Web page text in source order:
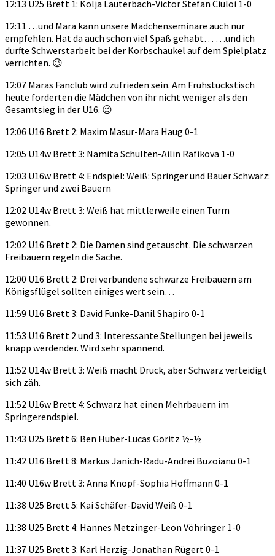
12:13 U25 Brett 1: Kolja Lauterbach-Victor Stefan Ciuloi 1-0
12:11 …und Mara kann unsere Mädchenseminare auch nur
empfehlen. Hat da auch schon viel Spaß gehabt… …und ich
durfte Schwerstarbeit bei der Korbschaukel auf dem Spielplatz
verrichten. 😉
12:07 Maras Fanclub wird zufrieden sein. Am Frühstückstisch
heute forderten die Mädchen von ihr nicht weniger als den
Gesamtsieg in der U16. 😉
12:06 U16 Brett 2: Maxim Masur-Mara Haug 0-1
12:05 U14w Brett 3: Namita Schulten-Ailin Rafikova 1-0
12:03 U16w Brett 4: Endspiel: Weiß: Springer und Bauer Schwarz:
Springer und zwei Bauern
12:02 U14w Brett 3: Weiß hat mittlerweile einen Turm
gewonnen.
12:02 U16 Brett 2: Die Damen sind getauscht. Die schwarzen
Freibauern regeln die Sache.
12:00 U16 Brett 2: Drei verbundene schwarze Freibauern am
Königsflügel sollten einiges wert sein…
11:59 U16 Brett 3: David Funke-Danil Shapiro 0-1
11:53 U16 Brett 2 und 3: Interessante Stellungen bei jeweils
knapp werdender. Wird sehr spannend.
11:52 U14w Brett 3: Weiß macht Druck, aber Schwarz verteidigt
sich zäh.
11:52 U16w Brett 4: Schwarz hat einen Mehrbauern im
Springerendspiel.
11:43 U25 Brett 6: Ben Huber-Lucas Göritz ½-½
11:42 U16 Brett 8: Markus Janich-Radu-Andrei Buzoianu 0-1
11:40 U16w Brett 3: Anna Knopf-Sophia Hoffmann 0-1
11:38 U25 Brett 5: Kai Schäfer-David Weiß 0-1
11:38 U25 Brett 4: Hannes Metzinger-Leon Vöhringer 1-0
11:37 U25 Brett 3: Karl Herzig-Jonathan Rügert 0-1